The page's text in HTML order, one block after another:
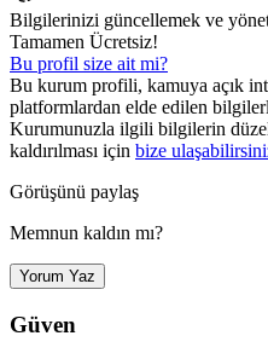
Bilgilerinizi güncellemek ve
Tamamen Ücretsiz!
Bu profil size ait mi?
Bu kurum profili, kamuya açık
platformlardan elde edilen
Kurumunuzla ilgili bilgilerin
kaldırılması için bize
Görüşünü paylaş
Memnun kaldın mı?
Yorum Yaz
Güven